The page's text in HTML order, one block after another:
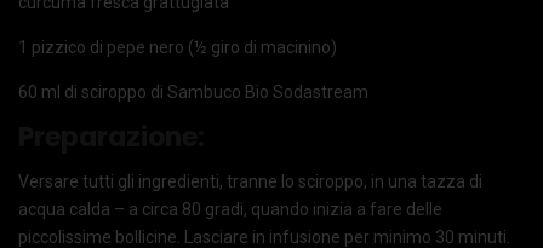
1 pizzico di pepe nero (½ giro di macinino)
60 ml di sciroppo di Sambuco Bio Sodastream
Versare tutti gli ingredienti, tranne lo sciroppo, in una tazza di
acqua calda – a circa 80 gradi, quando inizia a fare delle
piccolissime bollicine. Lasciare in infusione per minimo 30 minuti.